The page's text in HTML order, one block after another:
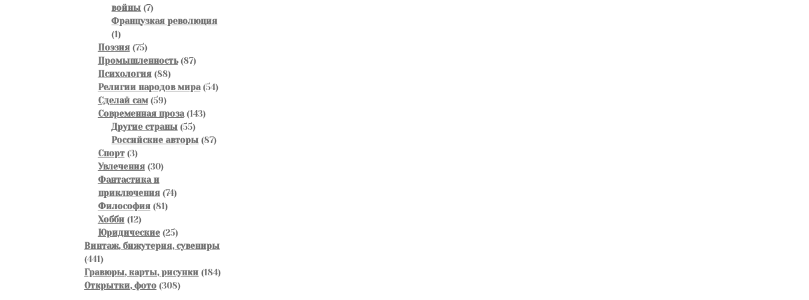
войны 77
товаров
Французкая революция
11
товар
Поэзия 7575
товаров
Промышленность 8787
Психология 8888
товаров
Религии народов мира 5454
Сделай сам 5959
товаров
Современная проза 143143
Другие страны 5555
товаров
Российские авторы 8787
Спорт 33
товара
Увлечения 3030
Фантастика и
приключения 7474
Философия 8181
Хобби 1212
товаров
Юридические 2525
товаров
Винтаж, бижутерия, сувениры
441441
товар
Гравюры, карты, рисунки 184184
Открытки, фото 308308